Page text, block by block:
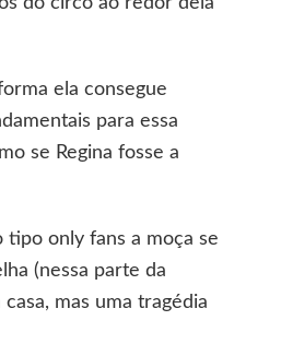
ela consegue
para essa
se Regina fosse a
only fans a moça se
(nessa parte da
mas uma tragédia